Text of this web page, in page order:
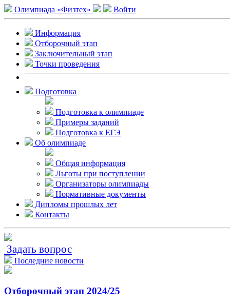
Олимпиада «Физтех» Войти
Информация
Отборочный этап
Заключительный этап
Точки проведения
Подготовка
Подготовка к олимпиаде
Примеры заданий
Подготовка к ЕГЭ
Об олимпиаде
Общая информация
Льготы при поступлении
Организаторы олимпиады
Нормативные документы
Дипломы прошлых лет
Контакты
Задать вопрос
Последние новости
Отборочный этап 2024/25